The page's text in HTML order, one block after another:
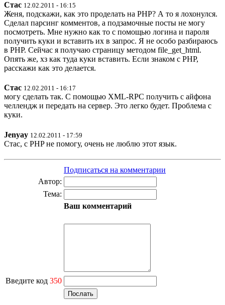
Стас 12.02.2011 - 16:15
Женя, подскажи, как это проделать на PHP? А то я лохонулся.
Сделал парсинг комментов, а подзамочные посты не могу
посмотреть. Мне нужно как то с помощью логина и пароля
получить куки и вставить их в запрос. Я не особо разбираюсь
в PHP. Сейчас я получаю страницу методом file_get_html.
Опять же, хз как туда куки вставить. Если знаком с PHP,
расскажи как это делается.
Стас 12.02.2011 - 16:17
могу сделать так. С помощью XML-RPC получить с айфона
челлендж и передать на сервер. Это легко будет. Проблема с
куки.
Jenyay 12.02.2011 - 17:59
Стас, с PHP не помогу, очень не люблю этот язык.
Подписаться на комментарии
Автор:
Тема:
Ваш комментарий
Введите код 350